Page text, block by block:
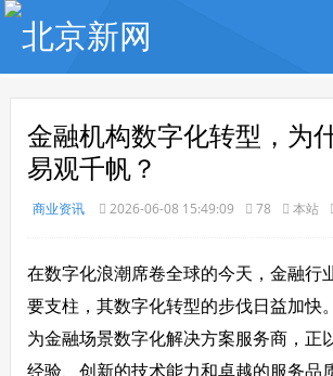
金融机构数字化转型，为
易观千帆？
商业资讯 2026-06-08 15:49:09 78 本站
在数字化浪潮席卷全球的今天，金融行
要支柱，其数字化转型的步伐日益加快
为金融场景数字化解决方案服务商，正
经验、创新的技术能力和卓越的服务品